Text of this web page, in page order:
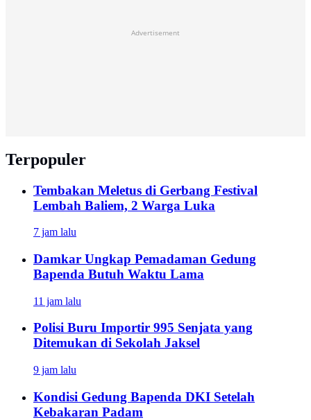
Advertisement
Terpopuler
Tembakan Meletus di Gerbang Festival
Lembah Baliem, 2 Warga Luka
7 jam lalu
Damkar Ungkap Pemadaman Gedung
Bapenda Butuh Waktu Lama
11 jam lalu
Polisi Buru Importir 995 Senjata yang
Ditemukan di Sekolah Jaksel
9 jam lalu
Kondisi Gedung Bapenda DKI Setelah
Kebakaran Padam